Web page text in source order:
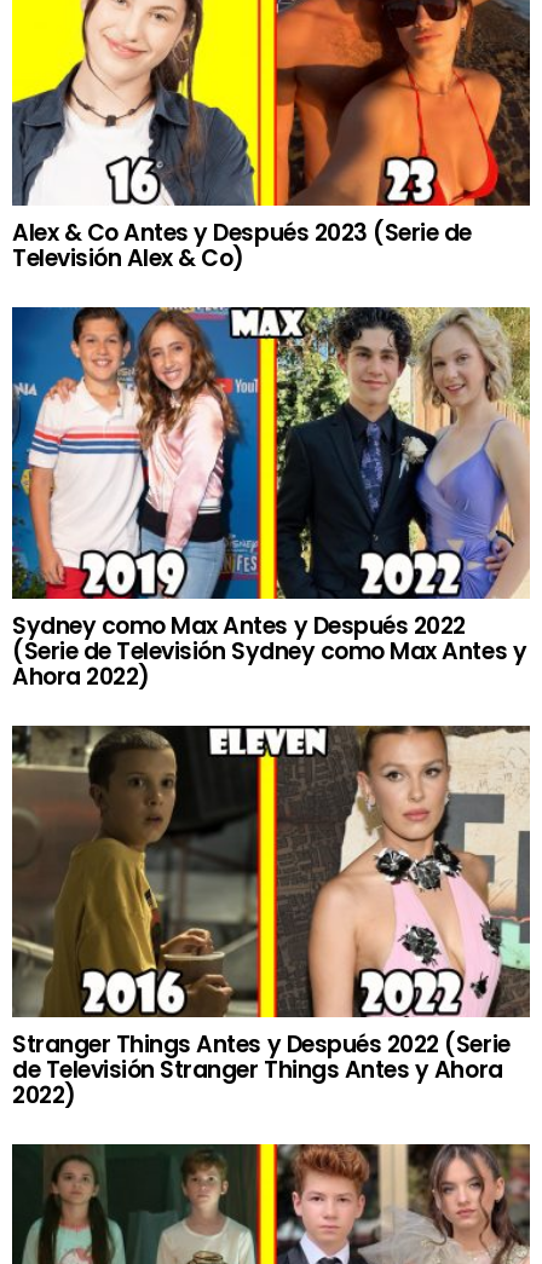
Alex & Co Antes y Después 2023 (Serie de
Televisión Alex & Co)
Sydney como Max Antes y Después 2022
(Serie de Televisión Sydney como Max Antes y
Ahora 2022)
Stranger Things Antes y Después 2022 (Serie
de Televisión Stranger Things Antes y Ahora
2022)